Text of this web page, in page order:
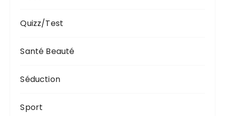
Quizz/Test
Santé Beauté
Séduction
Sport